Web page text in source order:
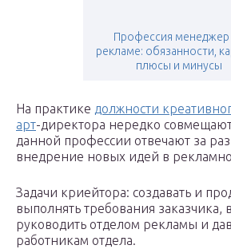
Профессия менеджер
рекламе: обязанности,
плюсы и минусы
На практике должности
арт-директора нередко
данной профессии отвечают за
внедрение новых идей в
Задачи криейтора: создавать и
выполнять требования заказчика,
руководить отделом рекламы и
работникам отдела.